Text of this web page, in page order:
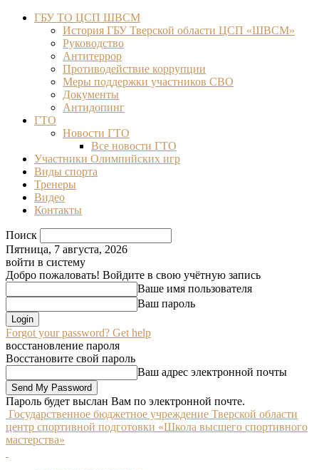
ГБУ ТО ЦСП ШВСМ
История ГБУ Тверской области ЦСП «ШВСМ»
Руководство
Антитеррор
Противодействие коррупции
Меры поддержки участников СВО
Документы
Антидопинг
ГТО
Новости ГТО
Все новости ГТО
Участники Олимпийских игр
Виды спорта
Тренеры
Видео
Контакты
Поиск
Пятница, 7 августа, 2026
войти в систему
Добро пожаловать! Войдите в свою учётную запись
Ваше имя пользователя
Ваш пароль
Forgot your password? Get help
восстановление пароля
Восстановите свой пароль
Ваш адрес электронной почты
Пароль будет выслан Вам по электронной почте.
Государственное бюджетное учреждение Тверской области
центр спортивной подготовки «Школа высшего спортивного
мастерства»